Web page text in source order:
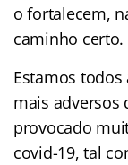
o fortalecem,
caminho certo.
Estamos
mais adversos
provocado
covid-19, tal